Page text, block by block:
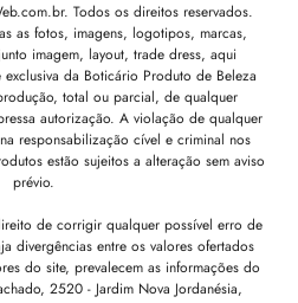
Todos os direitos reservados.
as fotos, imagens, logotipos, marcas,
imagem, layout, trade dress, aqui
da Boticário Produto de Beleza
total ou parcial, de qualquer
autorização. A violação de qualquer
responsabilização cível e criminal nos
estão sujeitos a alteração sem aviso
prévio.
de corrigir qualquer possível erro de
divergências entre os valores ofertados
do site, prevalecem as informações do
2520 - Jardim Nova Jordanésia,